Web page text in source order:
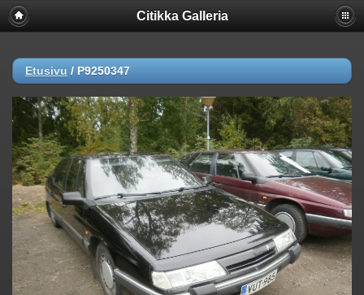
Citikka Galleria
Etusivu / P9250347